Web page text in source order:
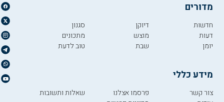
מדורים
חדשות
דעות
יומן
דיוקן
מוצש
שבת
סגנון
מתכונים
טוב לדעת
מידע כללי
צור קשר
פרסמו אצלנו
שאלות ותשובות